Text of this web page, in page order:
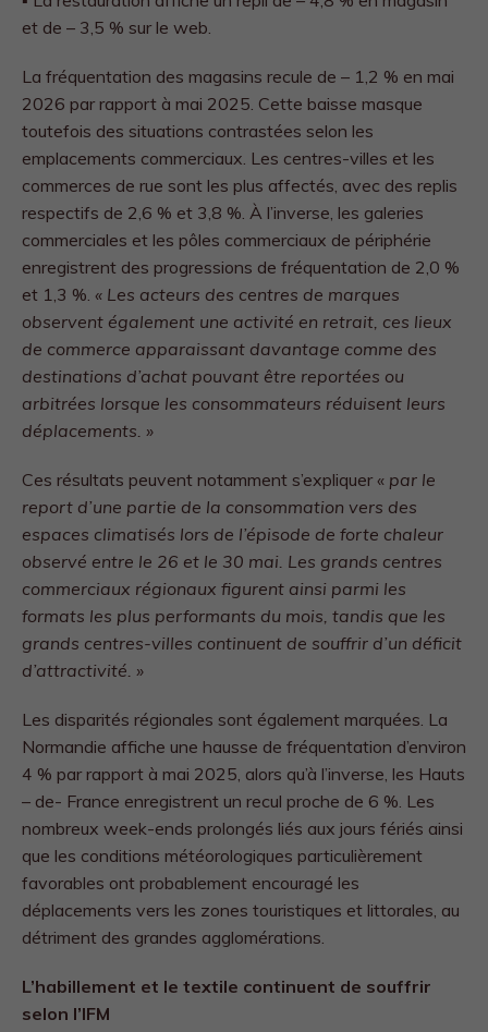
et de – 3,5 % sur le web.
La fréquentation des magasins recule de – 1,2 % en mai
2026 par rapport à mai 2025. Cette baisse masque
toutefois des situations contrastées selon les
emplacements commerciaux. Les centres-villes et les
commerces de rue sont les plus affectés, avec des replis
respectifs de 2,6 % et 3,8 %. À l’inverse, les galeries
commerciales et les pôles commerciaux de périphérie
enregistrent des progressions de fréquentation de 2,0 %
et 1,3 %. « Les acteurs des centres de marques
observent également une activité en retrait, ces lieux
de commerce apparaissant davantage comme des
destinations d’achat pouvant être reportées ou
arbitrées lorsque les consommateurs réduisent leurs
déplacements. »
Ces résultats peuvent notamment s’expliquer « par le
report d’une partie de la consommation vers des
espaces climatisés lors de l’épisode de forte chaleur
observé entre le 26 et le 30 mai. Les grands centres
commerciaux régionaux figurent ainsi parmi les
formats les plus performants du mois, tandis que les
grands centres-villes continuent de souffrir d’un déficit
d’attractivité. »
Les disparités régionales sont également marquées. La
Normandie affiche une hausse de fréquentation d’environ
4 % par rapport à mai 2025, alors qu’à l’inverse, les Hauts
– de- France enregistrent un recul proche de 6 %. Les
nombreux week-ends prolongés liés aux jours fériés ainsi
que les conditions météorologiques particulièrement
favorables ont probablement encouragé les
déplacements vers les zones touristiques et littorales, au
détriment des grandes agglomérations.
L’habillement et le textile continuent de souffrir
selon l’IFM